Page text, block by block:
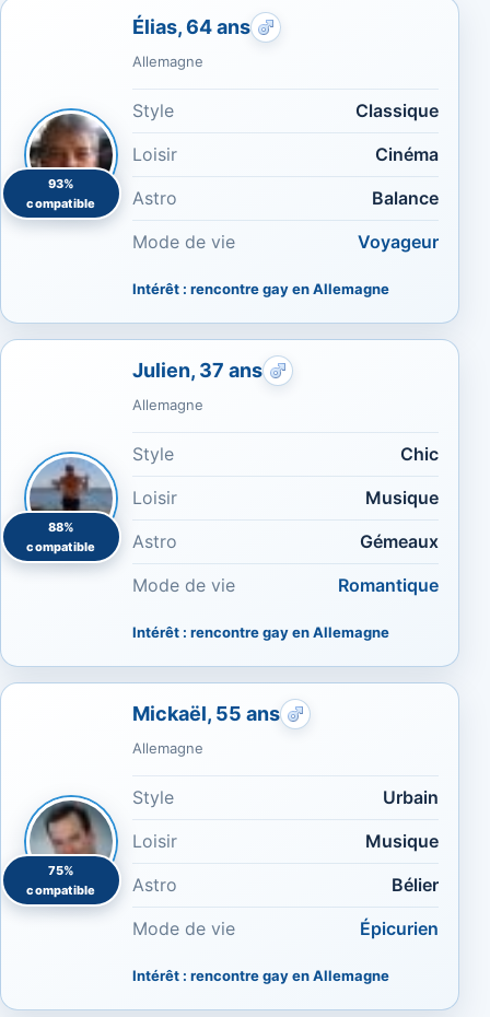
93%
compatible
Élias, 64 ans
Rencontres gays : Mince
Allemagne
Style
Classique
Loisir
Cinéma
Astro
Balance
Mode de vie
Voyageur
Intérêt : rencontre gay en Allemagne
88%
compatible
Julien, 37 ans
Rencontres gays : Bouc
Allemagne
Style
Chic
Loisir
Musique
Astro
Gémeaux
Mode de vie
Romantique
Intérêt : rencontre gay en Allemagne
75%
compatible
Mickaël, 55 ans
Rencontres gays :
Allemagne
Style
Urbain
Loisir
Musique
Astro
Bélier
Mode de vie
Épicurien
Intérêt : rencontre gay en Allemagne